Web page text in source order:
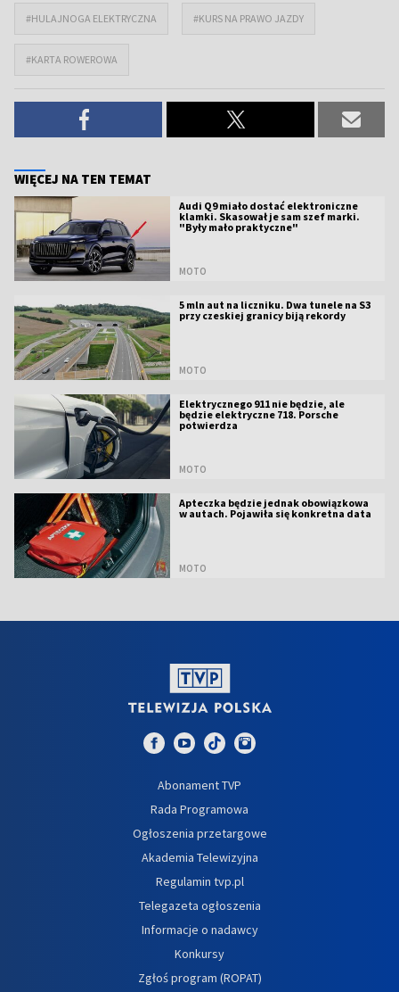
#HULAJNOGA ELEKTRYCZNA #KURS NA PRAWO JAZDY
#KARTA ROWEROWA
WIĘCEJ NA TEN TEMAT
Audi Q9 miało dostać elektroniczne
klamki. Skasował je sam szef marki.
"Były mało praktyczne"
MOTO
5 mln aut na liczniku. Dwa tunele na S3
przy czeskiej granicy biją rekordy
MOTO
Elektrycznego 911 nie będzie, ale
będzie elektryczne 718. Porsche
potwierdza
MOTO
Apteczka będzie jednak obowiązkowa
w autach. Pojawiła się konkretna data
MOTO
Abonament TVP
Rada Programowa
Ogłoszenia przetargowe
Akademia Telewizyjna
Regulamin tvp.pl
Telegazeta ogłoszenia
Informacje o nadawcy
Konkursy
Zgłoś program (ROPAT)